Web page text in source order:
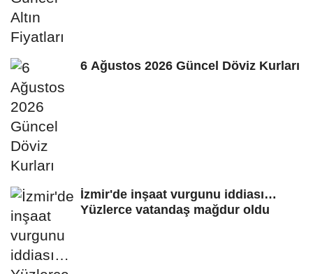
6 Ağustos 2026 Güncel Döviz Kurları
İzmir'de inşaat vurgunu iddiası…
Yüzlerce vatandaş mağdur oldu